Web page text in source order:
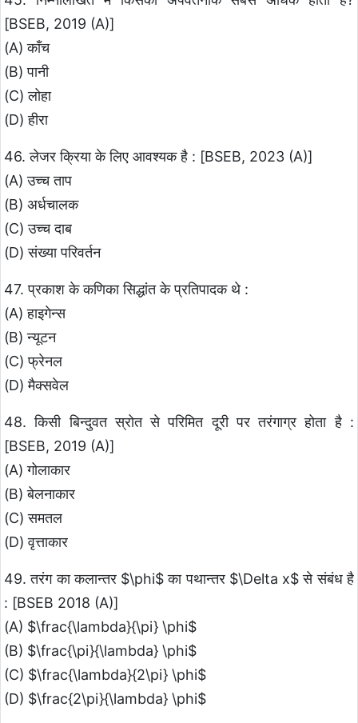
[BSEB, 2019 (A)]
(A) काँच
(B) पानी
(C) लोहा
(D) हीरा
46. लेजर क्रिया के लिए आवश्यक है : [BSEB, 2023 (A)]
(A) उच्च ताप
(B) अर्धचालक
(C) उच्च दाब
(D) संख्या परिवर्तन
47. प्रकाश के कणिका सिद्धांत के प्रतिपादक थे :
(A) हाइगेन्स
(B) न्यूटन
(C) फ्रेनल
(D) मैक्सवेल
48. किसी बिन्दुवत स्रोत से परिमित दूरी पर तरंगाग्र होता है :
[BSEB, 2019 (A)]
(A) गोलाकार
(B) बेलनाकार
(C) समतल
(D) वृत्ताकार
49. तरंग का कलान्तर $\phi$ का पथान्तर $\Delta x$ से संबंध है
: [BSEB 2018 (A)]
(A) $\frac{\lambda}{\pi} \phi$
(B) $\frac{\pi}{\lambda} \phi$
(C) $\frac{\lambda}{2\pi} \phi$
(D) $\frac{2\pi}{\lambda} \phi$